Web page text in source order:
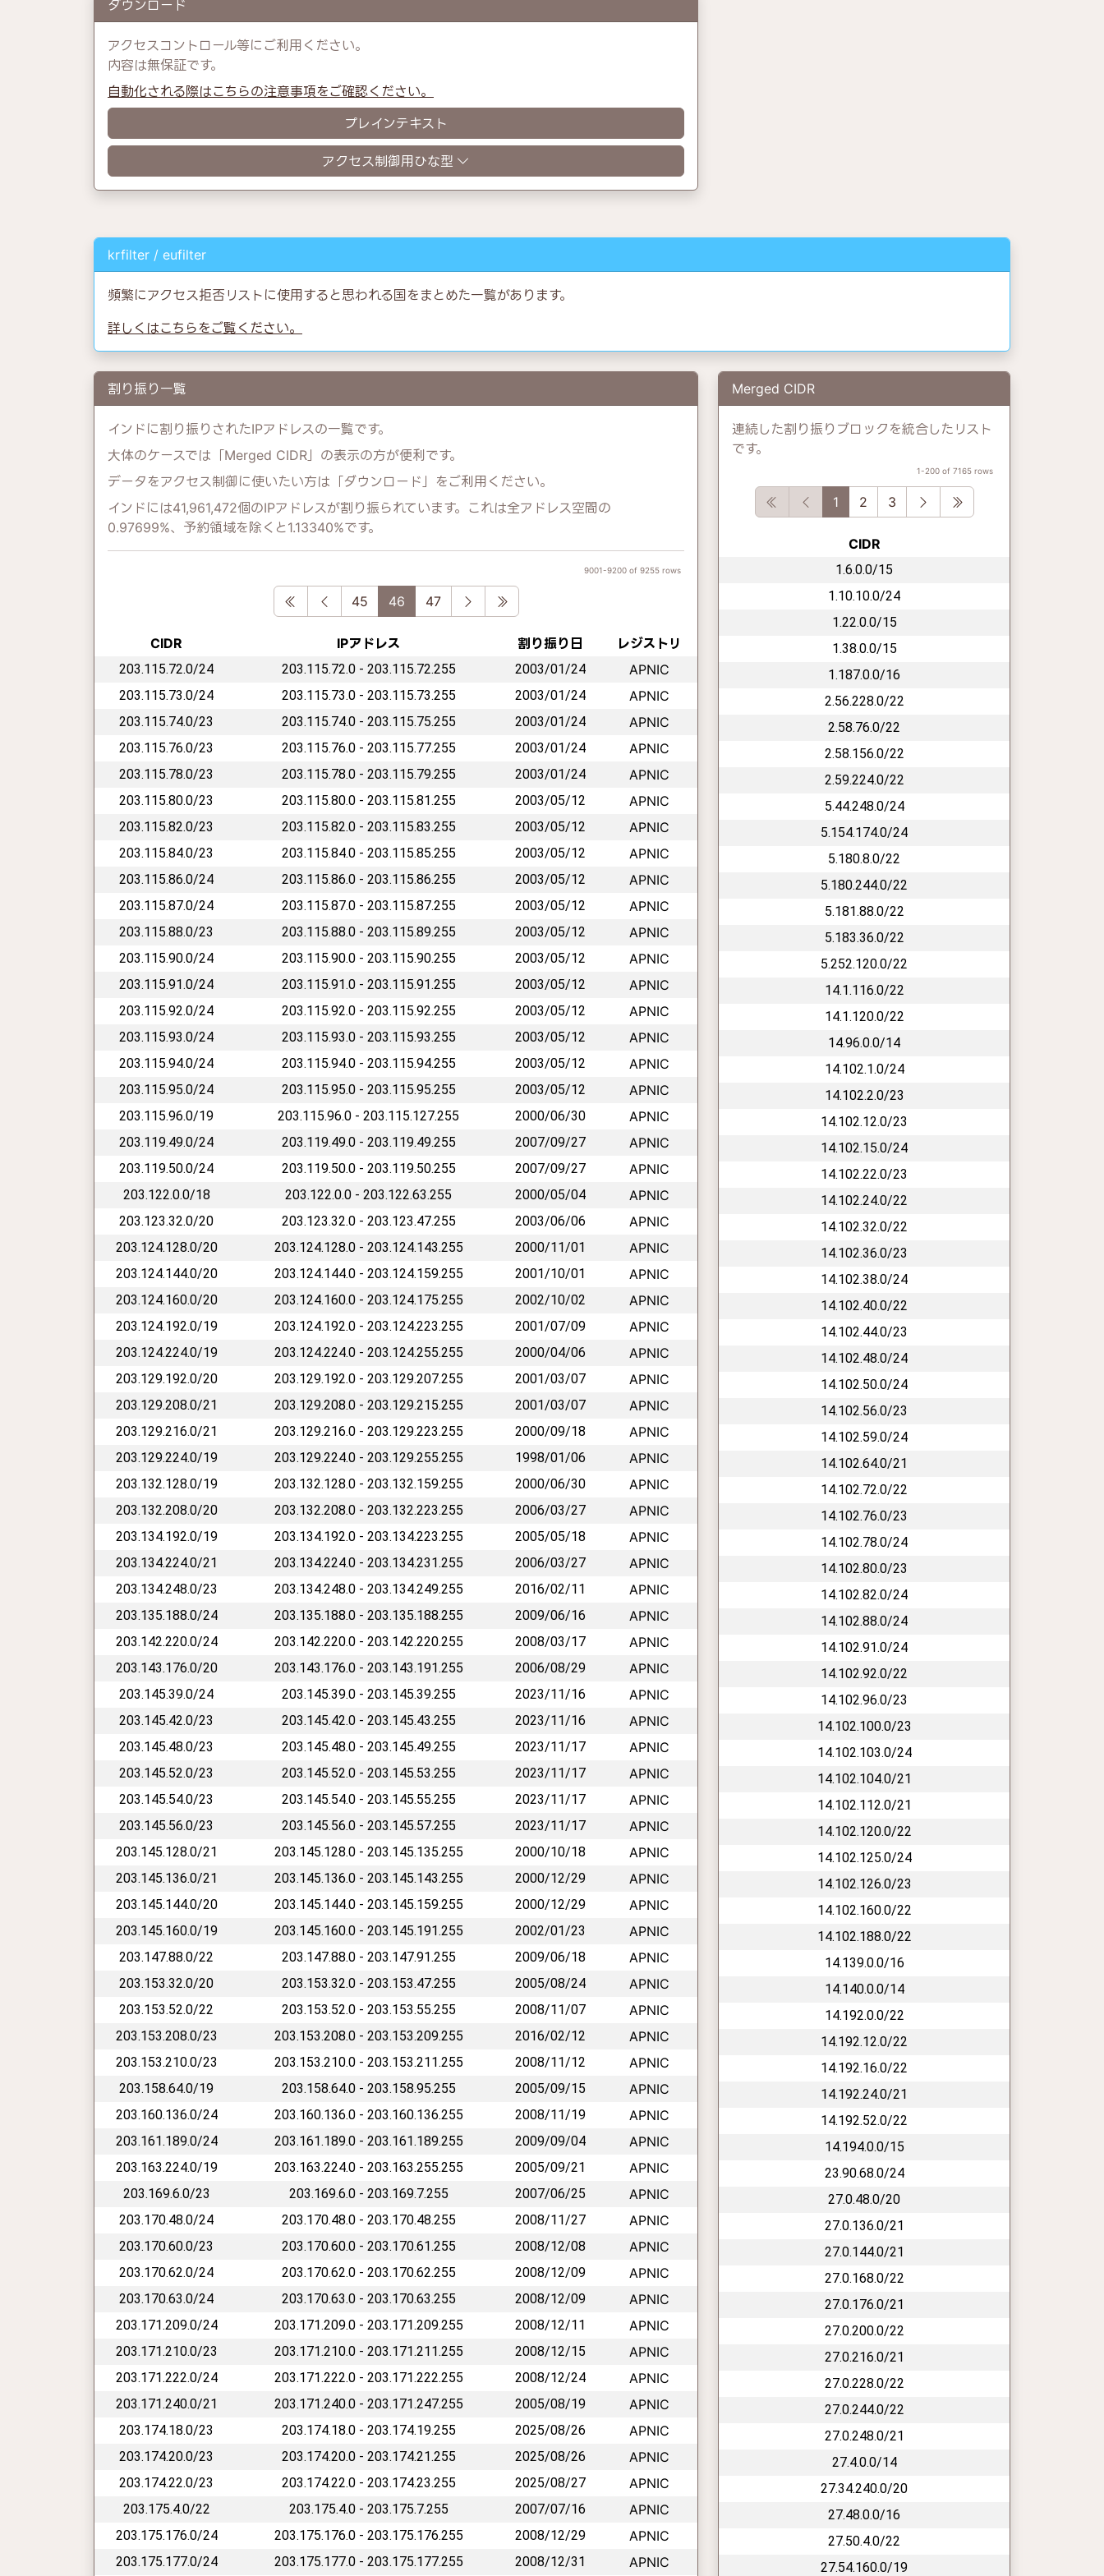
ダウンロード
アクセスコントロール等にご利用ください。
内容は無保証です。
自動化される際はこちらの注意事項をご確認ください。
プレインテキスト
アクセス制御用ひな型
krfilter / eufilter
頻繁にアクセス拒否リストに使用すると思われる国をまとめた一覧があります。
詳しくはこちらをご覧ください。
割り振り一覧
インドに割り振りされたIPアドレスの一覧です。
大体のケースでは「Merged CIDR」の表示の方が便利です。
データをアクセス制御に使いたい方は「ダウンロード」をご利用ください。
インドには41,961,472個のIPアドレスが割り振られています。これは全アドレス空間の
0.97699%、予約領域を除くと1.13340%です。
9001-9200 of 9255 rows
First Previous
45 46 47 Next Last
CIDR IPアドレス 割り振り日 レジストリ
203.115.72.0/24 203.115.72.0 - 203.115.72.255 2003/01/24 APNIC
203.115.73.0/24 203.115.73.0 - 203.115.73.255 2003/01/24 APNIC
203.115.74.0/23 203.115.74.0 - 203.115.75.255 2003/01/24 APNIC
203.115.76.0/23 203.115.76.0 - 203.115.77.255 2003/01/24 APNIC
203.115.78.0/23 203.115.78.0 - 203.115.79.255 2003/01/24 APNIC
203.115.80.0/23 203.115.80.0 - 203.115.81.255 2003/05/12 APNIC
203.115.82.0/23 203.115.82.0 - 203.115.83.255 2003/05/12 APNIC
203.115.84.0/23 203.115.84.0 - 203.115.85.255 2003/05/12 APNIC
203.115.86.0/24 203.115.86.0 - 203.115.86.255 2003/05/12 APNIC
203.115.87.0/24 203.115.87.0 - 203.115.87.255 2003/05/12 APNIC
203.115.88.0/23 203.115.88.0 - 203.115.89.255 2003/05/12 APNIC
203.115.90.0/24 203.115.90.0 - 203.115.90.255 2003/05/12 APNIC
203.115.91.0/24 203.115.91.0 - 203.115.91.255 2003/05/12 APNIC
203.115.92.0/24 203.115.92.0 - 203.115.92.255 2003/05/12 APNIC
203.115.93.0/24 203.115.93.0 - 203.115.93.255 2003/05/12 APNIC
203.115.94.0/24 203.115.94.0 - 203.115.94.255 2003/05/12 APNIC
203.115.95.0/24 203.115.95.0 - 203.115.95.255 2003/05/12 APNIC
203.115.96.0/19 203.115.96.0 - 203.115.127.255 2000/06/30 APNIC
203.119.49.0/24 203.119.49.0 - 203.119.49.255 2007/09/27 APNIC
203.119.50.0/24 203.119.50.0 - 203.119.50.255 2007/09/27 APNIC
203.122.0.0/18 203.122.0.0 - 203.122.63.255 2000/05/04 APNIC
203.123.32.0/20 203.123.32.0 - 203.123.47.255 2003/06/06 APNIC
203.124.128.0/20 203.124.128.0 - 203.124.143.255 2000/11/01 APNIC
203.124.144.0/20 203.124.144.0 - 203.124.159.255 2001/10/01 APNIC
203.124.160.0/20 203.124.160.0 - 203.124.175.255 2002/10/02 APNIC
203.124.192.0/19 203.124.192.0 - 203.124.223.255 2001/07/09 APNIC
203.124.224.0/19 203.124.224.0 - 203.124.255.255 2000/04/06 APNIC
203.129.192.0/20 203.129.192.0 - 203.129.207.255 2001/03/07 APNIC
203.129.208.0/21 203.129.208.0 - 203.129.215.255 2001/03/07 APNIC
203.129.216.0/21 203.129.216.0 - 203.129.223.255 2000/09/18 APNIC
203.129.224.0/19 203.129.224.0 - 203.129.255.255 1998/01/06 APNIC
203.132.128.0/19 203.132.128.0 - 203.132.159.255 2000/06/30 APNIC
203.132.208.0/20 203.132.208.0 - 203.132.223.255 2006/03/27 APNIC
203.134.192.0/19 203.134.192.0 - 203.134.223.255 2005/05/18 APNIC
203.134.224.0/21 203.134.224.0 - 203.134.231.255 2006/03/27 APNIC
203.134.248.0/23 203.134.248.0 - 203.134.249.255 2016/02/11 APNIC
203.135.188.0/24 203.135.188.0 - 203.135.188.255 2009/06/16 APNIC
203.142.220.0/24 203.142.220.0 - 203.142.220.255 2008/03/17 APNIC
203.143.176.0/20 203.143.176.0 - 203.143.191.255 2006/08/29 APNIC
203.145.39.0/24 203.145.39.0 - 203.145.39.255 2023/11/16 APNIC
203.145.42.0/23 203.145.42.0 - 203.145.43.255 2023/11/16 APNIC
203.145.48.0/23 203.145.48.0 - 203.145.49.255 2023/11/17 APNIC
203.145.52.0/23 203.145.52.0 - 203.145.53.255 2023/11/17 APNIC
203.145.54.0/23 203.145.54.0 - 203.145.55.255 2023/11/17 APNIC
203.145.56.0/23 203.145.56.0 - 203.145.57.255 2023/11/17 APNIC
203.145.128.0/21 203.145.128.0 - 203.145.135.255 2000/10/18 APNIC
203.145.136.0/21 203.145.136.0 - 203.145.143.255 2000/12/29 APNIC
203.145.144.0/20 203.145.144.0 - 203.145.159.255 2000/12/29 APNIC
203.145.160.0/19 203.145.160.0 - 203.145.191.255 2002/01/23 APNIC
203.147.88.0/22 203.147.88.0 - 203.147.91.255 2009/06/18 APNIC
203.153.32.0/20 203.153.32.0 - 203.153.47.255 2005/08/24 APNIC
203.153.52.0/22 203.153.52.0 - 203.153.55.255 2008/11/07 APNIC
203.153.208.0/23 203.153.208.0 - 203.153.209.255 2016/02/12 APNIC
203.153.210.0/23 203.153.210.0 - 203.153.211.255 2008/11/12 APNIC
203.158.64.0/19 203.158.64.0 - 203.158.95.255 2005/09/15 APNIC
203.160.136.0/24 203.160.136.0 - 203.160.136.255 2008/11/19 APNIC
203.161.189.0/24 203.161.189.0 - 203.161.189.255 2009/09/04 APNIC
203.163.224.0/19 203.163.224.0 - 203.163.255.255 2005/09/21 APNIC
203.169.6.0/23 203.169.6.0 - 203.169.7.255 2007/06/25 APNIC
203.170.48.0/24 203.170.48.0 - 203.170.48.255 2008/11/27 APNIC
203.170.60.0/23 203.170.60.0 - 203.170.61.255 2008/12/08 APNIC
203.170.62.0/24 203.170.62.0 - 203.170.62.255 2008/12/09 APNIC
203.170.63.0/24 203.170.63.0 - 203.170.63.255 2008/12/09 APNIC
203.171.209.0/24 203.171.209.0 - 203.171.209.255 2008/12/11 APNIC
203.171.210.0/23 203.171.210.0 - 203.171.211.255 2008/12/15 APNIC
203.171.222.0/24 203.171.222.0 - 203.171.222.255 2008/12/24 APNIC
203.171.240.0/21 203.171.240.0 - 203.171.247.255 2005/08/19 APNIC
203.174.18.0/23 203.174.18.0 - 203.174.19.255 2025/08/26 APNIC
203.174.20.0/23 203.174.20.0 - 203.174.21.255 2025/08/26 APNIC
203.174.22.0/23 203.174.22.0 - 203.174.23.255 2025/08/27 APNIC
203.175.4.0/22 203.175.4.0 - 203.175.7.255 2007/07/16 APNIC
203.175.176.0/24 203.175.176.0 - 203.175.176.255 2008/12/29 APNIC
203.175.177.0/24 203.175.177.0 - 203.175.177.255 2008/12/31 APNIC
Merged CIDR
連続した割り振りブロックを統合したリスト
です。
1-200 of 7165 rows
First Previous
1 2 3 Next Last
CIDR
1.6.0.0/15
1.10.10.0/24
1.22.0.0/15
1.38.0.0/15
1.187.0.0/16
2.56.228.0/22
2.58.76.0/22
2.58.156.0/22
2.59.224.0/22
5.44.248.0/24
5.154.174.0/24
5.180.8.0/22
5.180.244.0/22
5.181.88.0/22
5.183.36.0/22
5.252.120.0/22
14.1.116.0/22
14.1.120.0/22
14.96.0.0/14
14.102.1.0/24
14.102.2.0/23
14.102.12.0/23
14.102.15.0/24
14.102.22.0/23
14.102.24.0/22
14.102.32.0/22
14.102.36.0/23
14.102.38.0/24
14.102.40.0/22
14.102.44.0/23
14.102.48.0/24
14.102.50.0/24
14.102.56.0/23
14.102.59.0/24
14.102.64.0/21
14.102.72.0/22
14.102.76.0/23
14.102.78.0/24
14.102.80.0/23
14.102.82.0/24
14.102.88.0/24
14.102.91.0/24
14.102.92.0/22
14.102.96.0/23
14.102.100.0/23
14.102.103.0/24
14.102.104.0/21
14.102.112.0/21
14.102.120.0/22
14.102.125.0/24
14.102.126.0/23
14.102.160.0/22
14.102.188.0/22
14.139.0.0/16
14.140.0.0/14
14.192.0.0/22
14.192.12.0/22
14.192.16.0/22
14.192.24.0/21
14.192.52.0/22
14.194.0.0/15
23.90.68.0/24
27.0.48.0/20
27.0.136.0/21
27.0.144.0/21
27.0.168.0/22
27.0.176.0/21
27.0.200.0/22
27.0.216.0/21
27.0.228.0/22
27.0.244.0/22
27.0.248.0/21
27.4.0.0/14
27.34.240.0/20
27.48.0.0/16
27.50.4.0/22
27.54.160.0/19